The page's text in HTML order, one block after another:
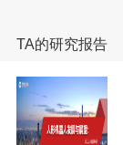
TA的研究报告